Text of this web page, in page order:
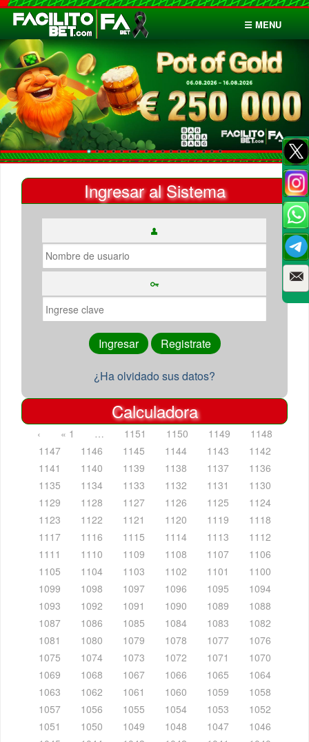
☰ MENU
Inicio
Apuestas
Cuentas
Ingresar al Sistema
¿Ha olvidado sus datos?
Calculadora
‹ « 1 … 1151 1150 1149
1148
1147
1146 1145 1144 1143
1142
1141
1140 1139 1138 1137
1136
1135
1134 1133 1132 1131
1130
1129
1128 1127 1126 1125
1124
1123
1122 1121 1120 1119
1118
1117
1116 1115 1114 1113
1112
1111
1110 1109 1108 1107
1106
1105
1104 1103 1102 1101
1100
1099
1098 1097 1096 1095
1094
1093
1092 1091 1090 1089
1088
1087
1086 1085 1084 1083
1082
1081
1080 1079 1078 1077
1076
1075
1074 1073 1072 1071
1070
1069
1068 1067 1066 1065
1064
1063
1062 1061 1060 1059
1058
1057
1056 1055 1054 1053
1052
1051
1050 1049 1048 1047
1046